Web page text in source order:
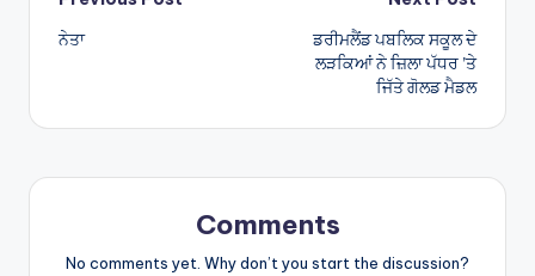
navigation
ਨੇਤਾ
ਡਰੀਮਲੈਂਡ ਪਬਲਿਕ ਸਕੂਲ ਦੇ
ਲੜਕਿਆਂ ਨੇ ਜ਼ਿਲਾ ਪੱਧਰ ’ਤੇ
ਜਿੱਤੇ ਗੋਲਡ ਮੈਡਲ
Comments
No comments yet. Why don’t you start the discussion?